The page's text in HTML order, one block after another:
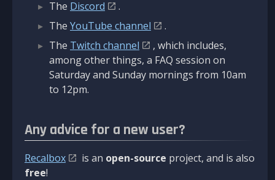
The Discord
.
The YouTube channel
.
The Twitch channel
, which includes,
among other things, a FAQ session on
Saturday and Sunday mornings from 10am
to 12pm.
Any advice for a new user?
Recalbox is an open-source project, and is also
free!